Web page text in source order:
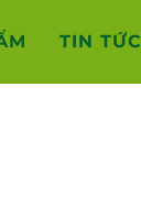
TIN TỨC